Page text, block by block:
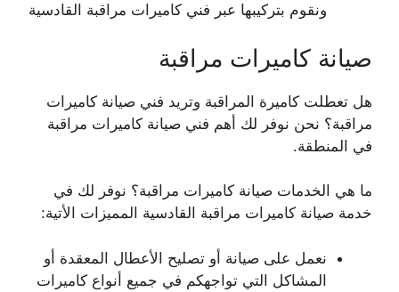
ونقوم بتركيبها عبر فني كاميرات مراقبة القادسية
صيانة كاميرات مراقبة
هل تعطلت كاميرة المراقبة وتريد فني صيانة كاميرات
مراقبة؟ نحن نوفر لك أهم فني صيانة كاميرات مراقبة
في المنطقة.
ما هي الخدمات صيانة كاميرات مراقبة؟ نوفر لك في
خدمة صيانة كاميرات مراقبة القادسية المميزات الأتية:
نعمل على صيانة أو تصليح الأعطال المعقدة أو
المشاكل التي تواجهكم في جميع أنواع كاميرات